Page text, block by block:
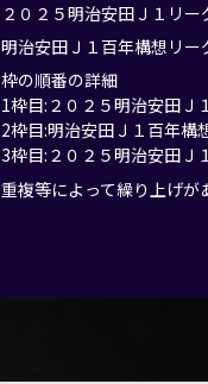
２０２５明治安田Ｊ１リ
明治安田Ｊ１百年構想リー
枠の順番の詳細
1枠目:２０２５明治安田Ｊ
2枠目:明治安田Ｊ１百年構
3枠目:２０２５明治安田Ｊ
重複等によって繰り上げ